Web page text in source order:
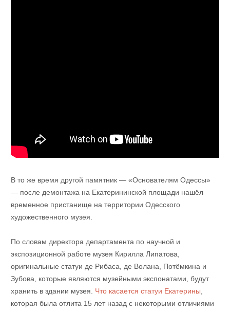
В то же время другой памятник — «Основателям Одессы»
— после демонтажа на Екатерининской площади нашёл
временное пристанище на территории Одесского
художественного музея.
По словам директора департамента по научной и
экспозиционной работе музея Кирилла Липатова,
оригинальные статуи де Рибаса, де Волана, Потёмкина и
Зубова, которые являются музейными экспонатами, будут
хранить в здании музея. Что касается статуи Екатерины,
которая была отлита 15 лет назад с некоторыми отличиями